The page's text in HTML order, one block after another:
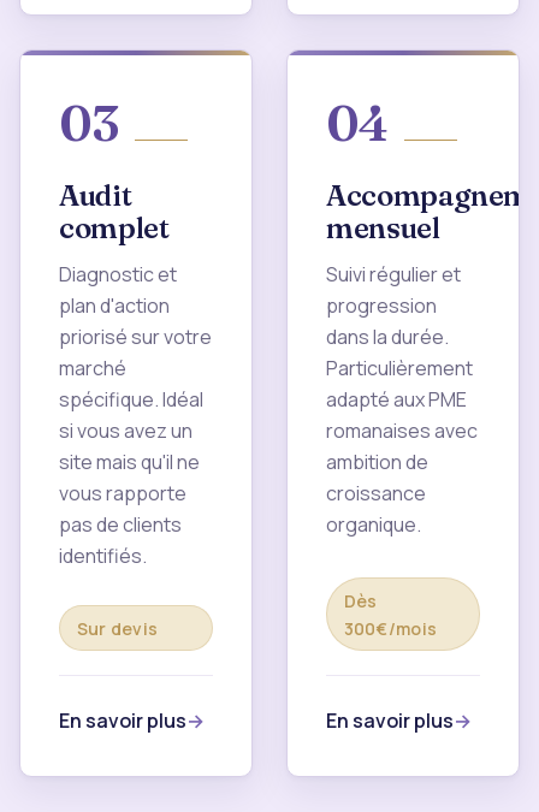
03
Audit
complet
Diagnostic et
plan d'action
priorisé sur votre
marché
spécifique. Idéal
si vous avez un
site mais qu'il ne
vous rapporte
pas de clients
identifiés.
Sur devis
En savoir plus
04
mensuel
Suivi régulier et
progression
dans la durée.
Particulièrement
adapté aux PME
romanaises avec
ambition de
croissance
organique.
Dès
300€/mois
En savoir plus